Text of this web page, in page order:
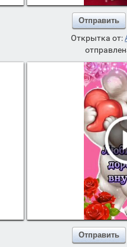
Отправить
Открытка от:
Отправить